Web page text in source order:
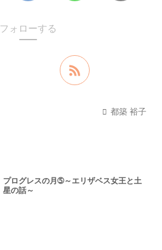
フォローする
都築 裕子
プログレスの月➄～エリザベス女王と土
星の話～